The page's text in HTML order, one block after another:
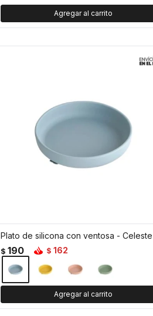
Plato de silicona con ventosa - Celeste
$ 190 $ 162